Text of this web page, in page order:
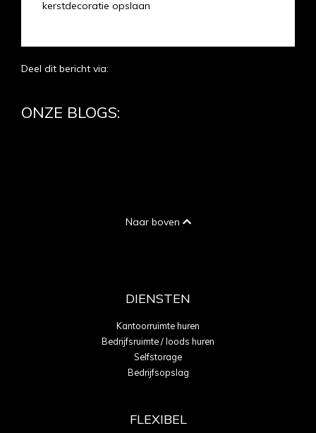
kerstdecoratie opslaan
Deel dit bericht via:
ONZE BLOGS:
Naar boven
DIENSTEN
Kantoorruimte huren
Bedrijfsruimte / loods huren
Selfstorage
Bedrijfsopslag
FLEXIBEL